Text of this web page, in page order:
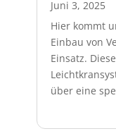
Juni 3, 2025
Hier kommt
Einbau von
Einsatz.
über eine